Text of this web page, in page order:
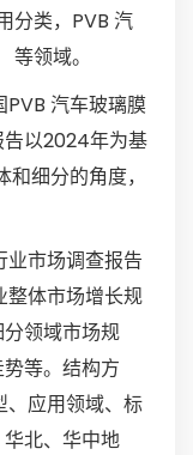
分类，PVB 汽
领域。
PVB 汽车玻璃膜
以2024年为基
细分的角度，
业市场调查报告
整体市场增长规
领域市场规
等。结构方
、应用领域、标
北、华中地